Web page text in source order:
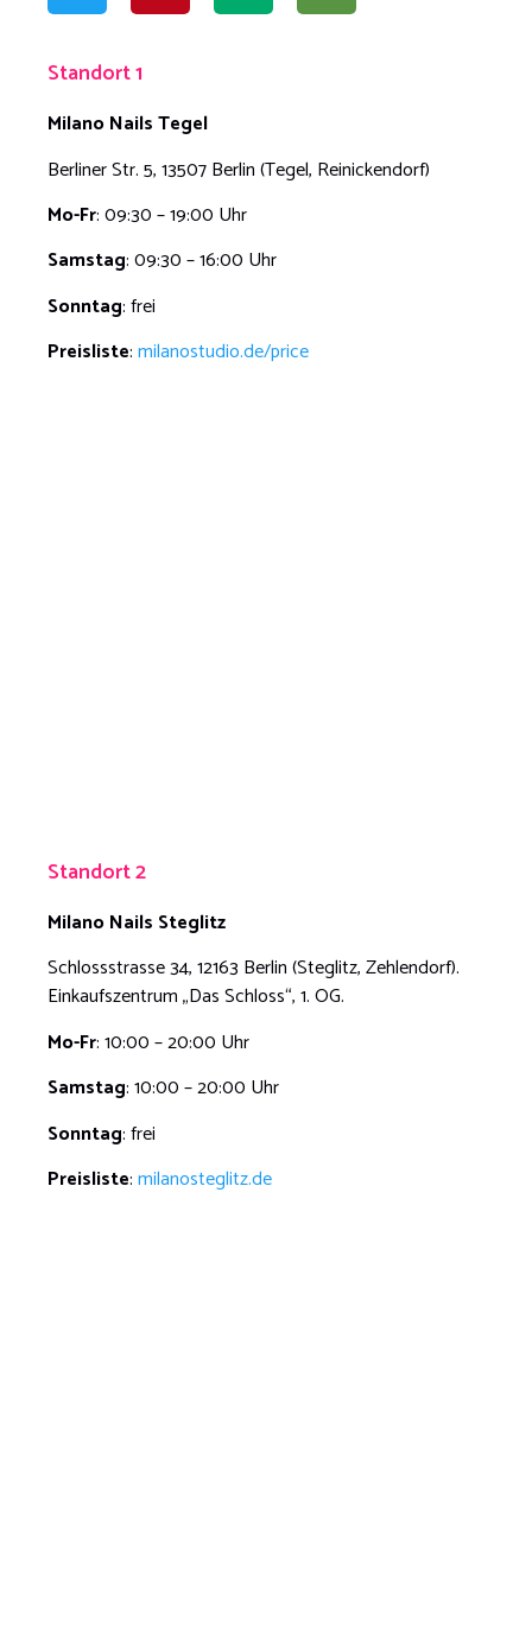
Standort 1
Milano Nails Tegel
Berliner Str. 5, 13507 Berlin (Tegel, Reinickendorf)
Mo-Fr: 09:30 – 19:00 Uhr
Samstag: 09:30 – 16:00 Uhr
Sonntag: frei
Preisliste:milanostudio.de/price
Standort 2
Milano Nails Steglitz
Schlossstrasse 34, 12163 Berlin (Steglitz, Zehlendorf).
Einkaufszentrum „Das Schloss“, 1. OG.
Mo-Fr: 10:00 – 20:00 Uhr
Samstag: 10:00 – 20:00 Uhr
Sonntag: frei
Preisliste:milanosteglitz.de